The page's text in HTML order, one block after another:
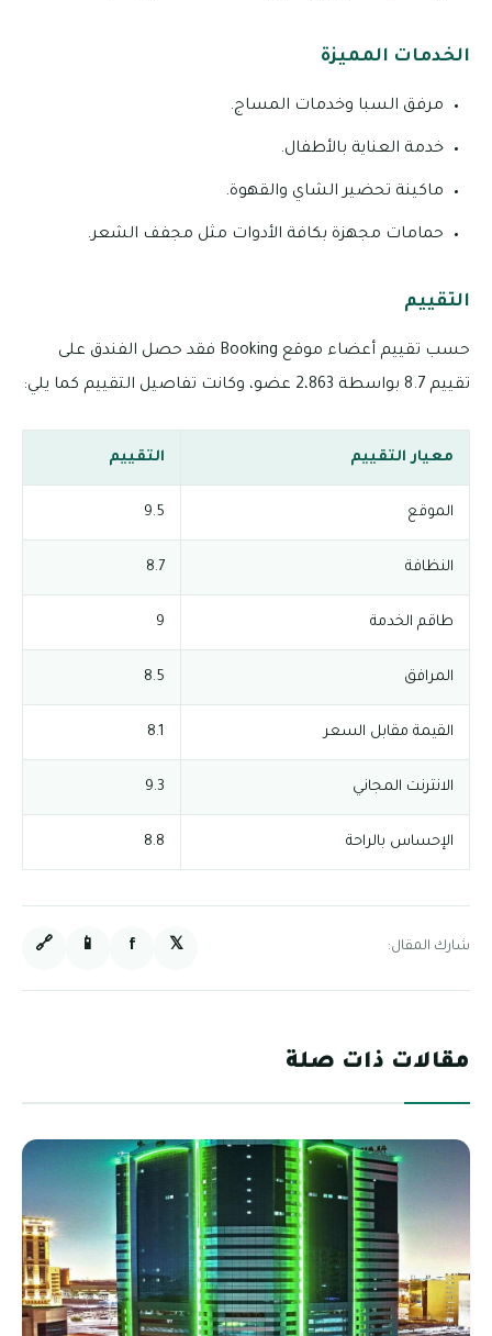
الخدمات المميزة
مرفق السبا وخدمات المساج.
خدمة العناية بالأطفال.
ماكينة تحضير الشاي والقهوة.
حمامات مجهزة بكافة الأدوات مثل مجفف الشعر.
التقييم
حسب تقييم أعضاء موقع Booking فقد حصل الفندق على
تقييم 8.7 بواسطة 2،863 عضو، وكانت تفاصيل التقييم كما يلي:
معيار التقييم التقييم
الموقع 9.5
النظافة 8.7
طاقم الخدمة 9
المرافق 8.5
القيمة مقابل السعر 8.1
الانترنت المجاني 9.3
الإحساس بالراحة 8.8
شارك المقال: 𝕏
f
📱
🔗
مقالات ذات صلة